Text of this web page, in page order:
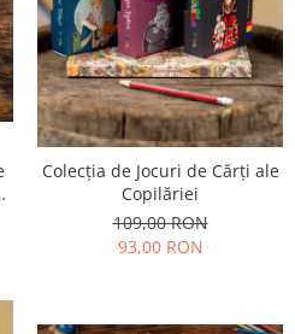
Colecția de Jocuri de Cărți ale
Copilăriei
109,00 RON
93,00 RON